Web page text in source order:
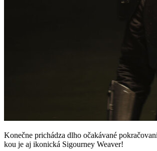
Konečne prichádza dlho očakávané
kou je aj ikonická Sigourney Weaver!